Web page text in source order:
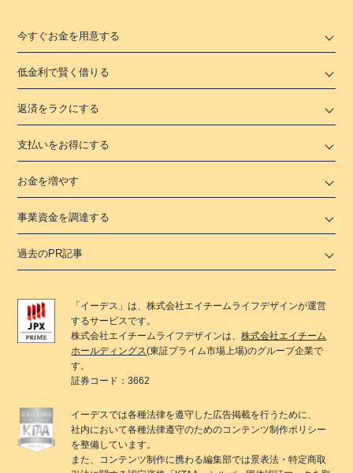
今すぐお金を用意する
低金利で賢く借りる
返済をラクにする
支払いをお得にする
お金を増やす
事業資金を調達する
過去のPR記事
「 イーデス 」は、株式会社エイチームライフデザインが運営
するサービスです。
株式会社エイチームライフデザインは、株式会社エイチーム
ホールディングス(東証プライム市場上場)のグループ企業で
す。
証券コード：3662
イーデスでは各種法律を遵守した広告掲載を行うために、
社内において各種法律遵守のためのコンテンツ制作ポリシー
を整備しています。
また、コンテンツ制作に携わる編集部では景表法・特定商取